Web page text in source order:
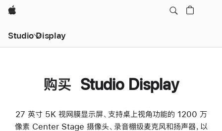
Apple
Studio Display
购买 Studio Display
27 英寸 5K 视网膜显示屏、支持桌上视角功能的 1200 万
像素 Center Stage 摄像头、录音棚级麦克风和扬声器，以